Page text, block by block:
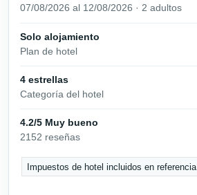
07/08/2026 al 12/08/2026 · 2 adultos
Solo alojamiento
Plan de hotel
4 estrellas
Categoría del hotel
4.2/5 Muy bueno
2152 reseñas
Impuestos de hotel incluidos en referencia